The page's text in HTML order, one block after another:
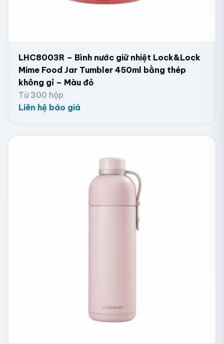
LHC8003R – Bình nước giữ nhiệt Lock&Lock
Mime Food Jar Tumbler 450ml bằng thép
không gỉ – Màu đỏ
Từ 300 hộp
Liên hệ báo giá